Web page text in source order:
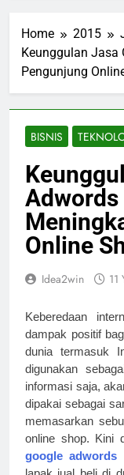
Home 2015
Keunggulan Jasa
Pengunjung
BISNIS
Online
Idea2win 11
Keberedaan
dampak positif
dunia termasuk
digunakan
informasi saja,
dipakai sebagai
memasarkan
online shop. Kini
google adwords